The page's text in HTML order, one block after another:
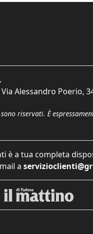
Alessandro Poerio,
riservati. È
è a tua completa
a